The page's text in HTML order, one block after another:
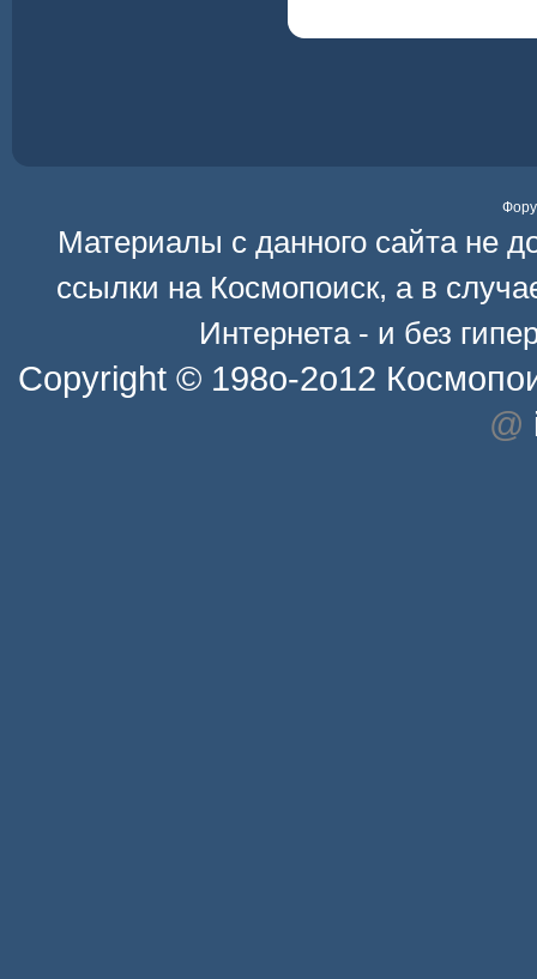
Материалы с данного сайта не
ссылки на Космопоиск, а в
Интернета - и без
Copyright © 198o-2o12
@